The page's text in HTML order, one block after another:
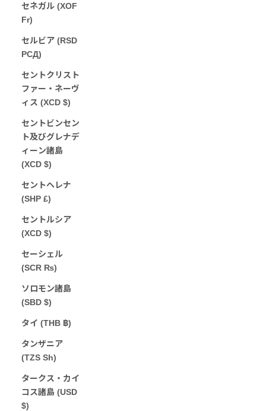
セネガル (XOF
Fr)
セルビア (RSD
РСД)
セントクリスト
ファー・ネーヴ
ィス (XCD $)
セントビンセン
ト及びグレナデ
ィーン諸島
(XCD $)
セントヘレナ
(SHP £)
セントルシア
(XCD $)
セーシェル
(SCR ₨)
ソロモン諸島
(SBD $)
タイ (THB ฿)
タンザニア
(TZS Sh)
タークス・カイ
コス諸島 (USD
$)